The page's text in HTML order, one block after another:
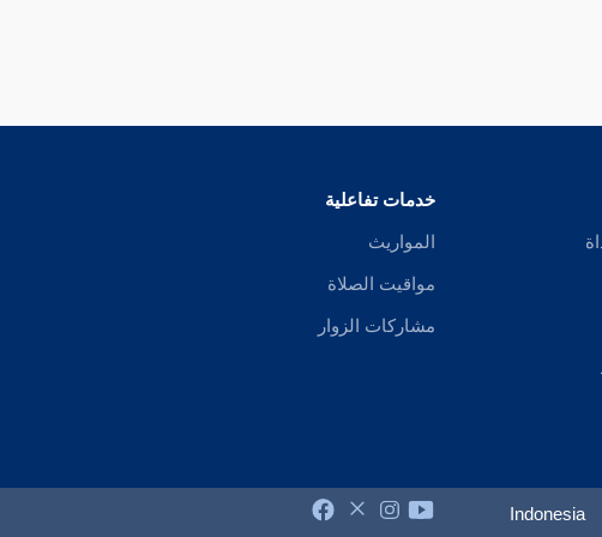
خدمات تفاعلية
المواريث
مواقيت الصلاة
مشاركات الزوار
Indonesia